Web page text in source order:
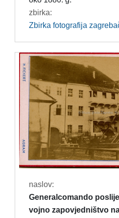
zbirka:
Zbirka fotografija
naslov:
Generalcomando
vojno zapovjedništvo